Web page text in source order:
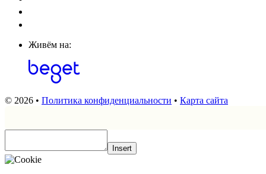
Живём на:
© 2026 • Политика конфиденциальности • Карта сайта
Insert